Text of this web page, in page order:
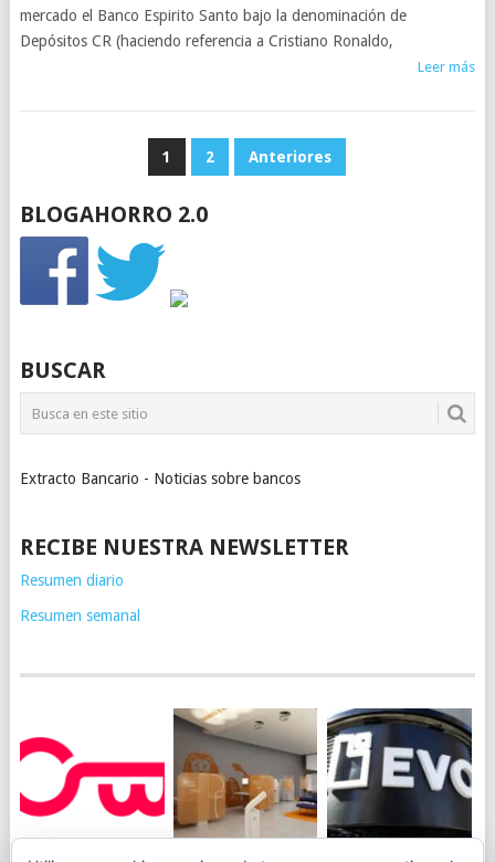
mercado el Banco Espirito Santo bajo la denominación de
Depósitos CR (haciendo referencia a Cristiano Ronaldo,
Leer más
PAGINACIÓN
ENTRADAS
1 2 Anteriores
BLOGAHORRO 2.0
BUSCAR
Extracto Bancario - Noticias sobre bancos
RECIBE NUESTRA NEWSLETTER
Resumen diario
Resumen semanal